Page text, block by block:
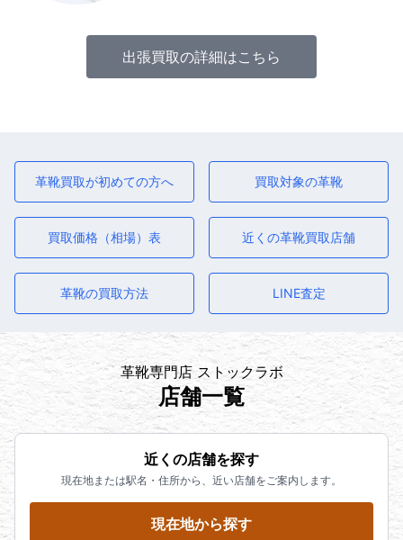
出張買取の詳細はこちら
革靴買取が初めての方へ 買取対象の革靴
買取価格（相場）表 近くの革靴買取店舗
革靴の買取方法 LINE査定
革靴専門店 ストックラボ
店舗一覧
近くの店舗を探す
現在地または駅名・住所から、近い店舗をご案内します。
現在地から探す